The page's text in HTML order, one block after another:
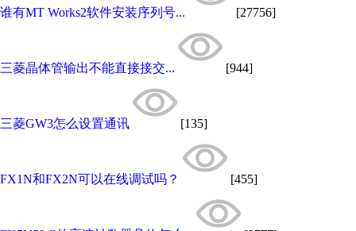
谁有MT Works2软件安装序列号... [27756]
三菱晶体管输出不能直接接交... [944]
三菱GW3怎么设置通讯 [135]
FX1N和FX2N可以在线调试吗？ [455]